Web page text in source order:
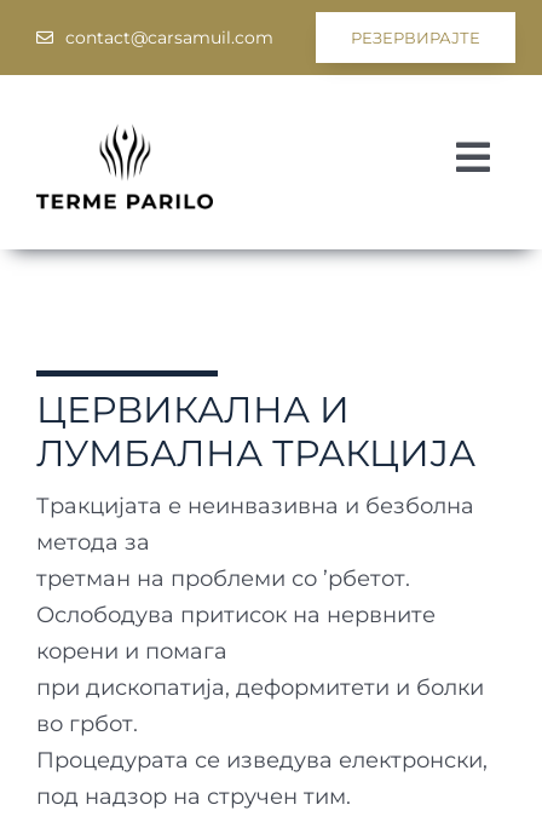
content
contact@carsamuil.com РЕЗЕРВИРАЈТЕ
Хотел Цар Самуил
ЦЕРВИКАЛНА И
ЛУМБАЛНА ТРАКЦИЈА
Тракцијата е неинвазивна и безболна
метода за
третман на проблеми со ’рбетот.
Ослободува притисок на нервните
корени и помага
при дископатија, деформитети и болки
во грбот.
Процедурата се изведува електронски,
под надзор на стручен тим.